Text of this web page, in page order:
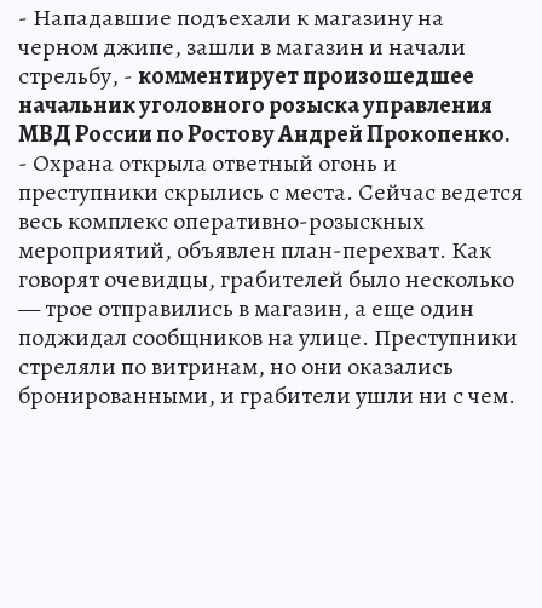
- Нападавшие подъехали к магазину на
черном джипе, зашли в магазин и начали
стрельбу, -комментирует произошедшее
начальник уголовного розыска управления
МВД России по Ростову Андрей Прокопенко.
- Охрана открыла ответный огонь и
преступники скрылись с места. Сейчас ведется
весь комплекс оперативно-розыскных
мероприятий, объявлен план-перехват. Как
говорят очевидцы, грабителей было несколько
— трое отправились в магазин, а еще один
поджидал сообщников на улице. Преступники
стреляли по витринам, но они оказались
бронированными, и грабители ушли ни с чем.